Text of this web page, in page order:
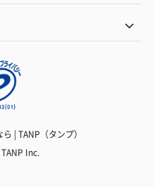
| TANP（タンプ）
Inc.